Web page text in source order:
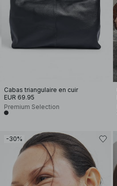
Cabas triangulaire en cuir
EUR 69.95
Premium Selection
-30%